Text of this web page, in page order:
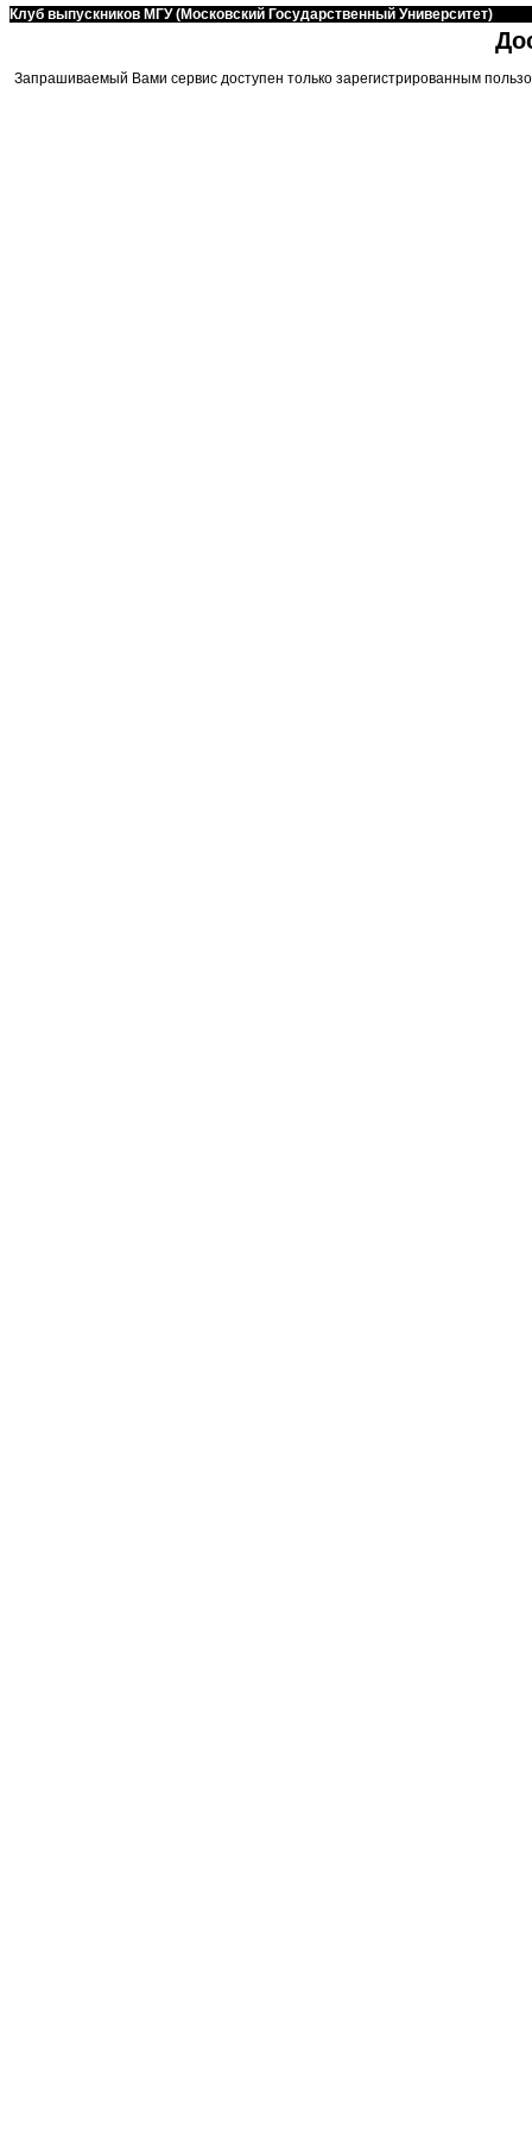
Клуб выпускников МГУ (Московский Государственный Университет)
Запрашиваемый Вами сервис доступен только зарегистрированным